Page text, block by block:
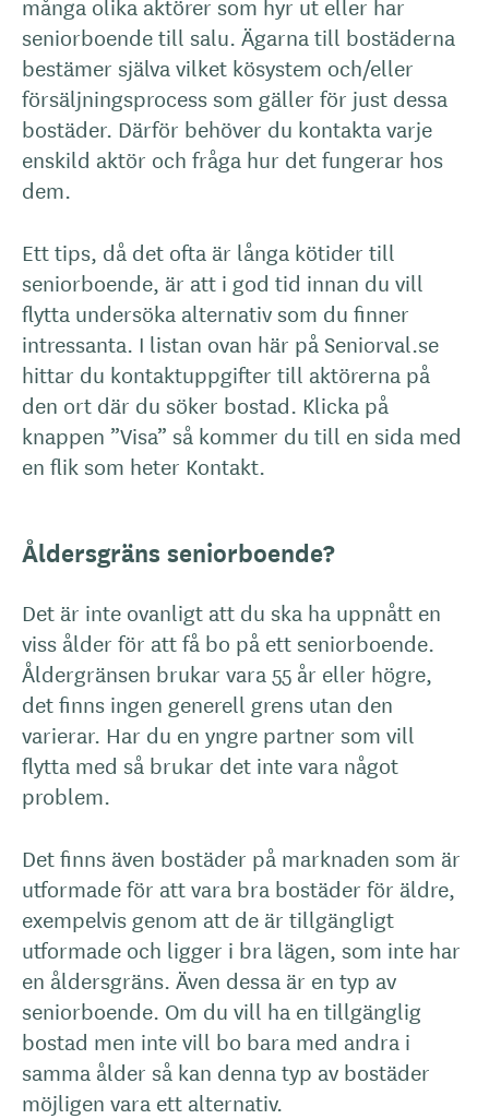
seniorboende till salu. Ägarna till bostäderna
bestämer själva vilket kösystem och/eller
försäljningsprocess som gäller för just dessa
bostäder. Därför behöver du kontakta varje
enskild aktör och fråga hur det fungerar hos
dem.
Ett tips, då det ofta är långa kötider till
seniorboende, är att i god tid innan du vill
flytta undersöka alternativ som du finner
intressanta. I listan ovan här på Seniorval.se
hittar du kontaktuppgifter till aktörerna på
den ort där du söker bostad. Klicka på
knappen ”Visa” så kommer du till en sida med
en flik som heter Kontakt.
Åldersgräns seniorboende?
Det är inte ovanligt att du ska ha uppnått en
viss ålder för att få bo på ett seniorboende.
Åldergränsen brukar vara 55 år eller högre,
det finns ingen generell grens utan den
varierar. Har du en yngre partner som vill
flytta med så brukar det inte vara något
problem.
Det finns även bostäder på marknaden som är
utformade för att vara bra bostäder för äldre,
exempelvis genom att de är tillgängligt
utformade och ligger i bra lägen, som inte har
en åldersgräns. Även dessa är en typ av
seniorboende. Om du vill ha en tillgänglig
bostad men inte vill bo bara med andra i
samma ålder så kan denna typ av bostäder
möjligen vara ett alternativ.